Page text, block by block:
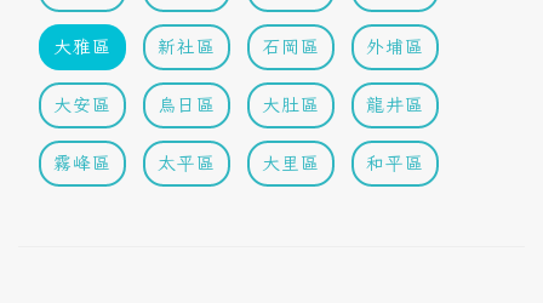
大雅區 新社區 石岡區 外埔區
大安區 烏日區 大肚區 龍井區
霧峰區 太平區 大里區 和平區